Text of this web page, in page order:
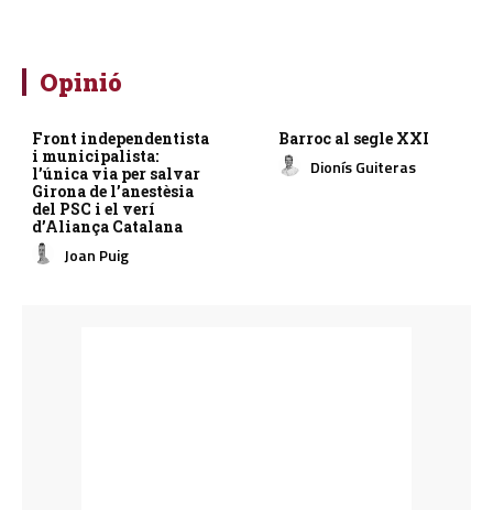
Opinió
Front independentista
i municipalista:
l’única via per salvar
Girona de l’anestèsia
del PSC i el verí
d’Aliança Catalana
Joan Puig
Barroc al segle XXI
Dionís Guiteras